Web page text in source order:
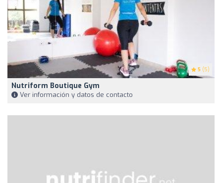
5 (5)
Nutriform Boutique Gym
Ver información y datos de contacto